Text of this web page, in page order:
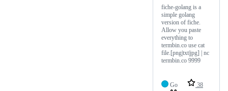
fiche-golang is a
simple golang
version of fiche.
Allow you paste
everything to
termbin.co use cat
file.[png|txt|jpg] | nc
termbin.co 9999
Go
38